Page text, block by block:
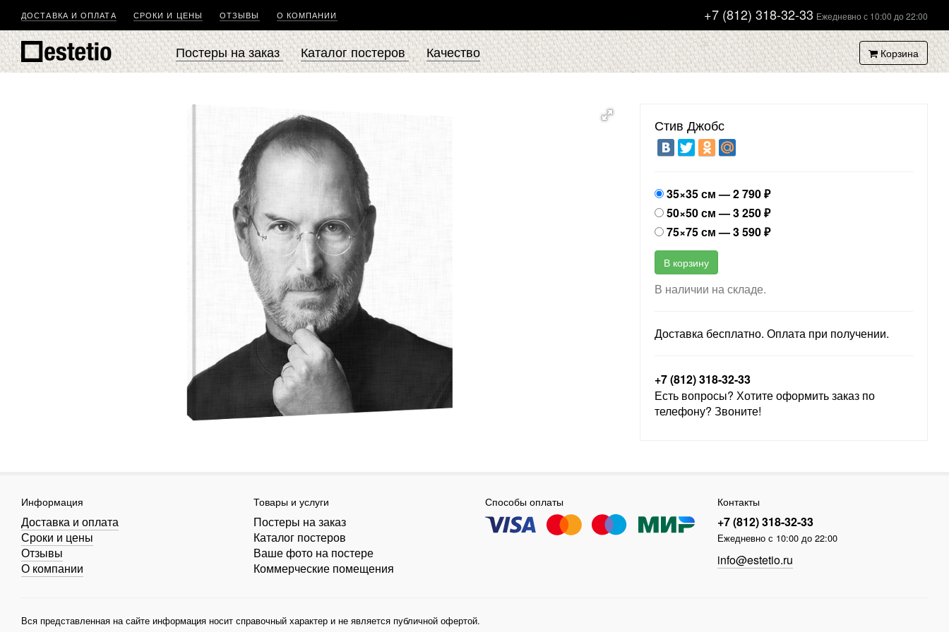
+7 (812) 318-32-33 Ежедневно с 10:00 до 22:00
ДОСТАВКА И ОПЛАТА СРОКИ И ЦЕНЫ ОТЗЫВЫ О КОМПАНИИ
Корзина
Постеры на заказ Каталог постеров Качество
Стив Джобс
35×35 см —2 790₽
50×50 см —3 250₽
75×75 см —3 590₽
В корзину
В наличии на складе.
Доставка бесплатно. Оплата при получении.
+7 (812) 318-32-33
Есть вопросы? Хотите оформить заказ по
телефону? Звоните!
Информация
Доставка и оплата
Сроки и цены
Отзывы
О компании
Товары и услуги
Постеры на заказ
Каталог постеров
Ваше фото на постере
Коммерческие помещения
Способы оплаты Контакты
+7 (812) 318-32-33
Ежедневно с 10:00 до 22:00
info@estetio.ru
Вся представленная на сайте информация носит справочный характер и не является публичной офертой.